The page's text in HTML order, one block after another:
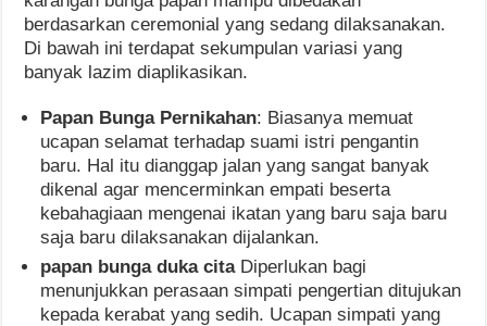
berdasarkan ceremonial yang sedang dilaksanakan.
Di bawah ini terdapat sekumpulan variasi yang
banyak lazim diaplikasikan.
Papan Bunga Pernikahan: Biasanya memuat
ucapan selamat terhadap suami istri pengantin
baru. Hal itu dianggap jalan yang sangat banyak
dikenal agar mencerminkan empati beserta
kebahagiaan mengenai ikatan yang baru saja baru
saja baru dilaksanakan dijalankan.
papan bunga duka cita Diperlukan bagi
menunjukkan perasaan simpati pengertian ditujukan
kepada kerabat yang sedih. Ucapan simpati yang